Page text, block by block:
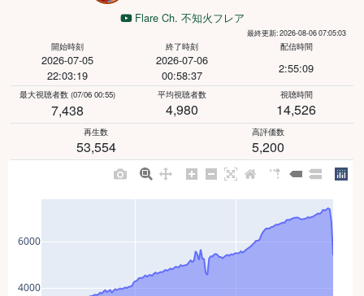
Flare Ch. 不知火フレア
最終更新: 2026-08-06 07:05:03
開始時刻
2026-07-05
22:03:19
終了時刻
2026-07-06
00:58:37
配信時間
2:55:09
最大視聴者数 (07/06 00:55)
7,438
平均視聴者数
4,980
視聴時間
14,526
再生数
53,554
高評価数
5,200
4000
6000